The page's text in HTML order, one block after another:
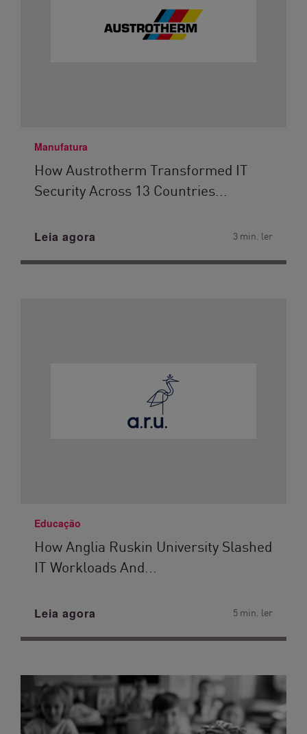
Manufatura
How Austrotherm Transformed IT
Security Across 13 Countries...
Leia agora 3 min. ler
Educação
How Anglia Ruskin University Slashed
IT Workloads And...
Leia agora 5 min. ler